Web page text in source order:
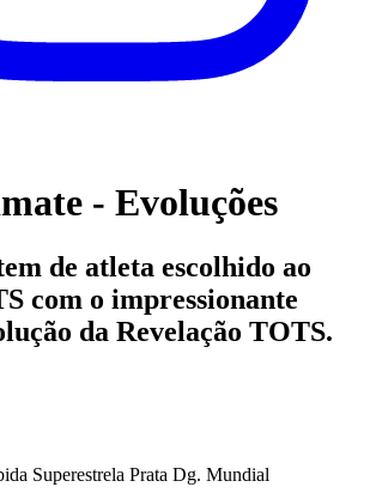
- Evoluções
de atleta escolhido ao
com o impressionante
da Revelação TOTS.
Superestrela Prata Dg. Mundial